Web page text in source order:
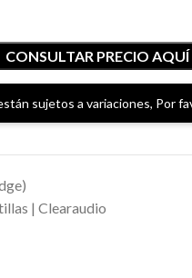
CONSULTAR PRECIO AQUÍ
sujetos a variaciones, Por
| Clearaudio